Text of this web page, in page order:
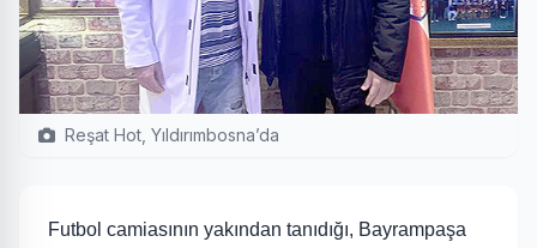
Reşat Hot, Yıldırımbosna’da
Futbol camiasının yakından tanıdığı, Bayrampaşa